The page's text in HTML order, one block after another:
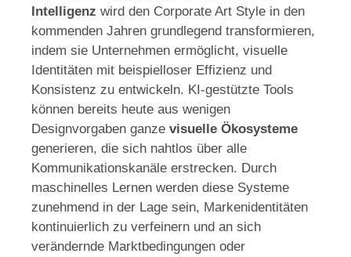
Intelligenz wird den Corporate Art Style in den
kommenden Jahren grundlegend transformieren,
indem sie Unternehmen ermöglicht, visuelle
Identitäten mit beispielloser Effizienz und
Konsistenz zu entwickeln. KI-gestützte Tools
können bereits heute aus wenigen
Designvorgaben ganze visuelle Ökosysteme
generieren, die sich nahtlos über alle
Kommunikationskanäle erstrecken. Durch
maschinelles Lernen werden diese Systeme
zunehmend in der Lage sein, Markenidentitäten
kontinuierlich zu verfeinern und an sich
verändernde Marktbedingungen oder